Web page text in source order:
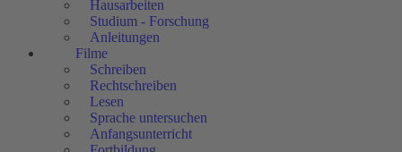
Hausarbeiten
Studium - Forschung
Anleitungen
Filme
Schreiben
Rechtschreiben
Lesen
Sprache untersuchen
Anfangsunterricht